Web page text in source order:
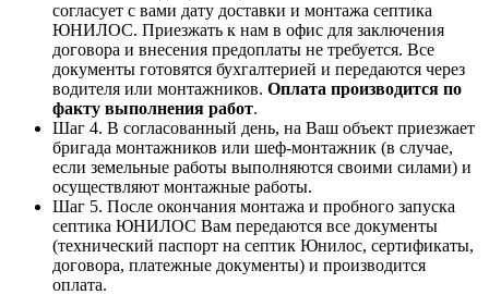
согласует с вами дату доставки и монтажа септика
ЮНИЛОС. Приезжать к нам в офис для заключения
договора и внесения предоплаты не требуется. Все
документы готовятся бухгалтерией и передаются через
водителя или монтажников. Оплата производится по
факту выполнения работ.
Шаг 4. В согласованный день, на Ваш объект приезжает
бригада монтажников или шеф-монтажник (в случае,
если земельные работы выполняются своими силами) и
осуществляют монтажные работы.
Шаг 5. После окончания монтажа и пробного запуска
септика ЮНИЛОС Вам передаются все документы
(технический паспорт на септик Юнилос, сертификаты,
договора, платежные документы) и производится
оплата.